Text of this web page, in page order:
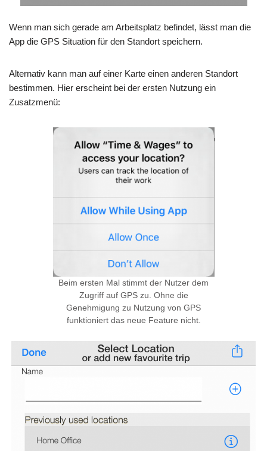
Wenn man sich gerade am Arbeitsplatz befindet, lässt man die
App die GPS Situation für den Standort speichern.
Alternativ kann man auf einer Karte einen anderen Standort
bestimmen. Hier erscheint bei der ersten Nutzung ein
Zusatzmenü:
Beim ersten Mal stimmt der Nutzer dem
Zugriff auf GPS zu. Ohne die
Genehmigung zu Nutzung von GPS
funktioniert das neue Feature nicht.